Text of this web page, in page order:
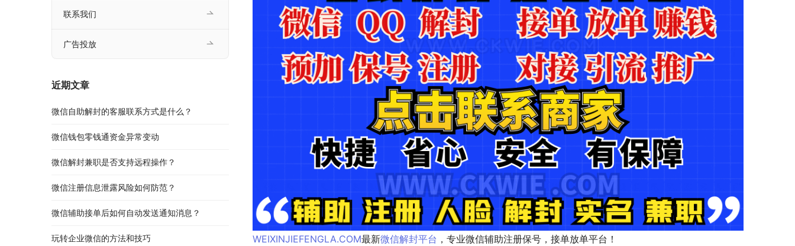
WEIXINJIEFENGLA.COM最新微信解封平台 ，专业微信辅助注册保号，接单放单平台！
联系我们
广告投放
近期文章
微信自助解封的客服联系方式是什么？
微信钱包零钱通资金异常变动
微信解封兼职是否支持远程操作？
微信注册信息泄露风险如何防范？
微信辅助接单后如何自动发送通知消息？
玩转企业微信的方法和技巧